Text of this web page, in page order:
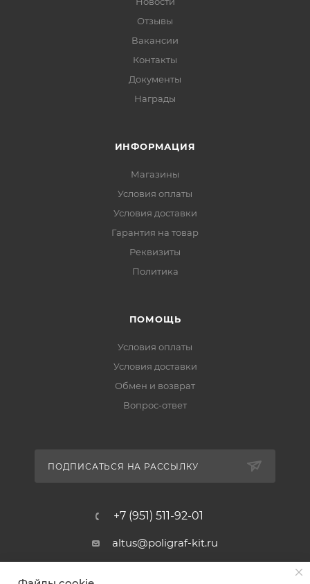
Отзывы
Вакансии
Контакты
Документы
Награды
ИНФОРМАЦИЯ
Магазины
Условия оплаты
Условия доставки
Гарантия на товар
Реквизиты
Политика
ПОМОЩЬ
Условия оплаты
Условия доставки
Обмен и возврат
Вопрос-ответ
ПОДПИСАТЬСЯ НА РАССЫЛКУ
+7 (951) 511-92-01
altus@poligraf-kit.ru